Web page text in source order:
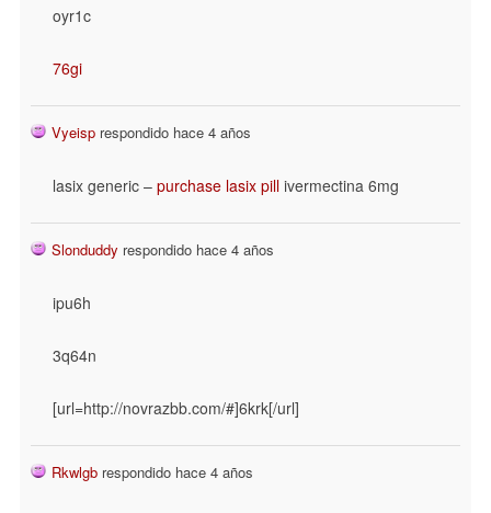
oyr1c
76gi
Vyeisp respondido hace 4 años
lasix generic – purchase lasix pill ivermectina 6mg
Slonduddy respondido hace 4 años
ipu6h
3q64n
[url=http://novrazbb.com/#]6krk[/url]
Rkwlgb respondido hace 4 años